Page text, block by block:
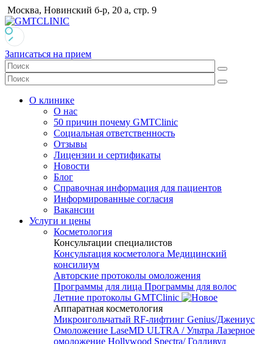
Москва, Новинский б-р, 20 а, стр. 9
Записаться на прием
О клинике
О нас
50 причин почему GMTClinic
Социальная ответственность
Отзывы
Лицензии и сертификаты
Новости
Блог
Справочная информация для пациентов
Информированные согласия
Вакансии
Услуги и цены
Косметология
Консультации специалистов
Консультация косметолога Медицинский
консилиум
Авторские протоколы омоложения
Программы для лица Программы для волос
Летние протоколы GMTClinic
Аппаратная косметология
Микроигольчатый RF-лифтинг Genius/Джениус
Омоложение LaseMD ULTRA / Ультра Лазерное
омоложение Hollywood Spectra/ Голливуд